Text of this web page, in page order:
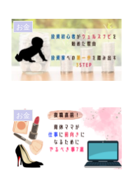
お金
お金